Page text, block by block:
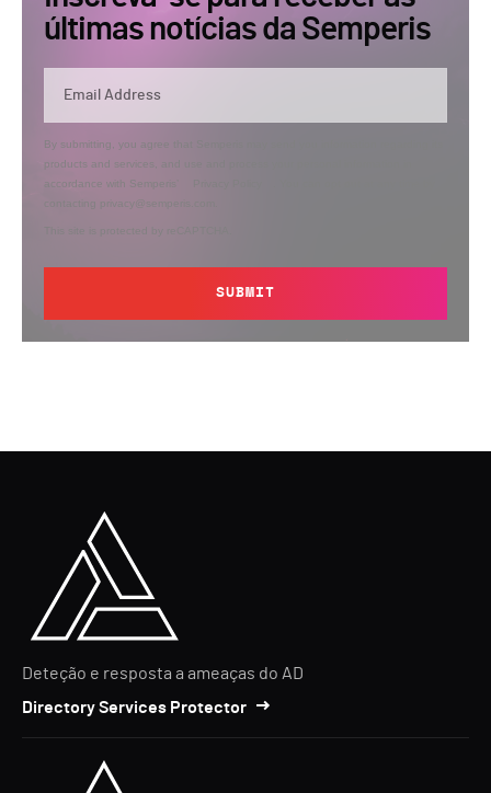
últimas notícias da Semperis
By submitting, you agree that Semperis may send you information regarding its
products and services, and use and process your personal information in
accordance with Semperis’
contacting privacy@semperis.com.
This site is protected by reCAPTCHA.
SUBMIT
Deteção e resposta a ameaças do AD
Directory Services Protector